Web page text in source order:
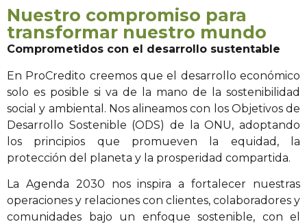
Nuestro compromiso para
transformar nuestro mundo
Comprometidos con el desarrollo sustentable
En ProCredito creemos que el desarrollo económico
solo es posible si va de la mano de la sostenibilidad
social y ambiental. Nos alineamos con los Objetivos de
Desarrollo Sostenible (ODS) de la ONU, adoptando
los principios que promueven la equidad, la
protección del planeta y la prosperidad compartida.
La Agenda 2030 nos inspira a fortalecer nuestras
operaciones y relaciones con clientes, colaboradores y
comunidades bajo un enfoque sostenible, con el